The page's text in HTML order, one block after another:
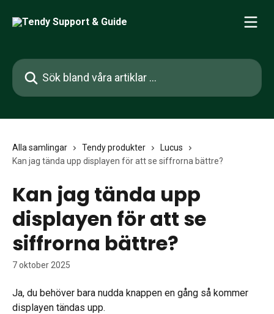
Sök bland våra artiklar …
Alla samlingar Tendy produkter
Lucus
Kan jag tända upp displayen för att se siffrorna bättre?
Kan jag tända upp
displayen för att se
siffrorna bättre?
7 oktober 2025
Ja, du behöver bara nudda knappen en gång så kommer
displayen tändas upp.